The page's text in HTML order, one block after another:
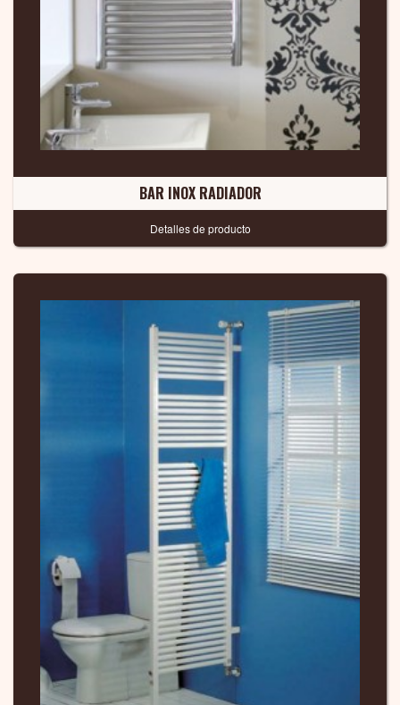
BAR INOX RADIADOR
Detalles de producto